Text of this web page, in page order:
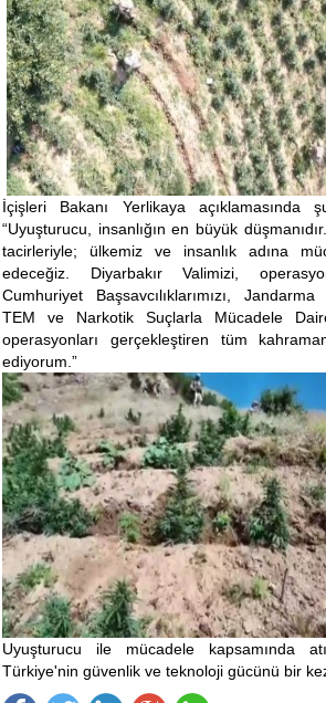
İçişleri Bakanı Yerlikaya
“Uyuşturucu, insanlığın en büyük
tacirleriyle; ülkemiz ve insanlık adına
edeceğiz. Diyarbakır Valimizi,
Cumhuriyet Başsavcılıklarımızı, Jandarma
TEM ve Narkotik Suçlarla Mücadele Daire
operasyonları gerçekleştiren tüm
ediyorum.”
Uyuşturucu ile mücadele kapsamında
Türkiye'nin güvenlik ve teknoloji gücünü bir